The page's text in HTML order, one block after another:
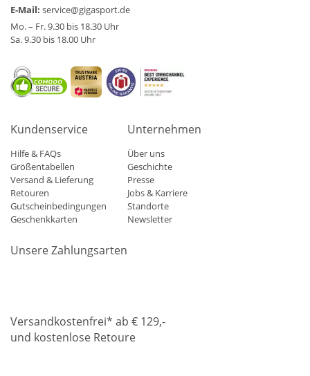
E-Mail: service@gigasport.de
Mo. – Fr. 9.30 bis 18.30 Uhr
Sa. 9.30 bis 18.00 Uhr
Kundenservice
Hilfe & FAQs
Größentabellen
Versand & Lieferung
Retouren
Gutscheinbedingungen
Geschenkkarten
Unternehmen
Über uns
Geschichte
Presse
Jobs & Karriere
Standorte
Newsletter
Unsere Zahlungsarten
Versandkostenfrei* ab € 129,-
und kostenlose Retoure